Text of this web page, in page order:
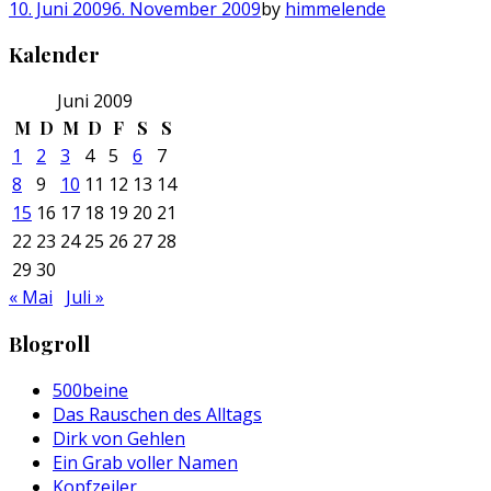
10. Juni 20096. November 2009by himmelende
Kalender
Juni 2009
M D M D F S S
1 2 3 4 5 6
7
8
9 10 11 12 13 14
15 16 17 18 19 20 21
22 23 24 25 26 27 28
29 30
« Mai
Juli »
Blogroll
500beine
Das Rauschen des Alltags
Dirk von Gehlen
Ein Grab voller Namen
Kopfzeiler